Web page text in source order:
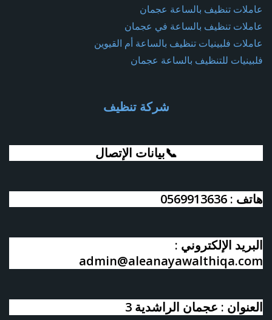
عاملات تنظيف بالساعة عجمان
عاملات تنظيف بالساعة في عجمان
عاملات فلبينيات تنظيف بالساعة أم القيوين
فلبينيات للتنظيف بالساعة عجمان
شركة تنظيف
📞بيانات الإتصال
هاتف : 0569913636
البريد الإلكتروني :
admin@aleanayawalthiqa.com
العنوان : عجمان الراشدية 3